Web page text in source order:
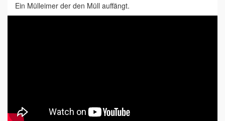
Ein Mülleimer der den Müll auffängt.